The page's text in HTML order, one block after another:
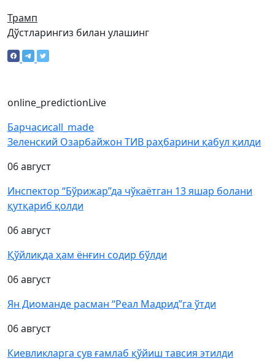
Трамп
Дўстларингиз билан улашинг
online_predictionLive
Барчасиcall_made
Зеленский Озарбайжон ТИВ раҳбарини қабул қилди
06 август
Инспектор “Бўрижар”да чўкаётган 13 яшар болани
қутқариб қолди
06 август
Қўйлиқда ҳам ёнғин содир бўлди
06 август
Ян Диоманде расман “Реал Мадрид”га ўтди
06 август
Киевликларга сув ғамлаб қўйиш тавсия этилди